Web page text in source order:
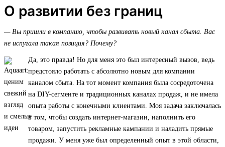
О развитии без границ
— Вы пришли в компанию, чтобы развивать новый канал сбыта. Вас
не испугала такая позиция? Почему?
Да, это правда! Но для меня это был интересный вызов, ведь
предстояло работать с абсолютно новым для компании
каналом сбыта. На тот момент компания была сосредоточена
на DIY-сегменте и традиционных каналах продаж, и не имела
опыта работы с конечными клиентами. Моя задача заключалась
в том, чтобы создать интернет-магазин, наполнить его
товаром, запустить рекламные кампании и наладить прямые
продажи. У меня уже был определенный опыт в этой области,